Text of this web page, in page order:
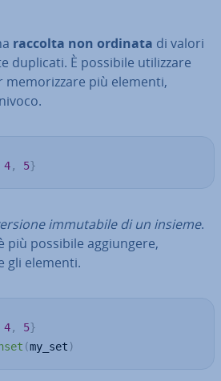
raccolta non ordinata di valori
duplicati. È possibile uti­liz­za­re
più elementi,
4, 5}
im­mu­ta­bi­le di un insieme.
più possibile ag­giun­ge­re,
gli elementi.
4, 5}
(my_set )